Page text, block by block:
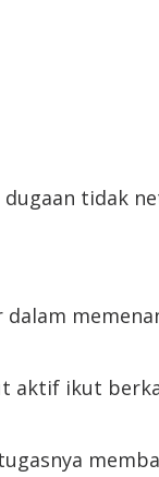
tidak
dalam
aktif ikut